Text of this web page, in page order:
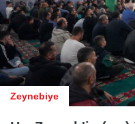
Zeynebiye